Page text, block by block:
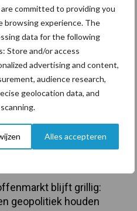
committed to providing you
browsing experience. The
data for the following
Store and/or access
advertising and content,
audience research,
geolocation data, and
Alles accepteren
blijft grillig:
geopolitiek houden
Ligbox &
Voerhekken
meer